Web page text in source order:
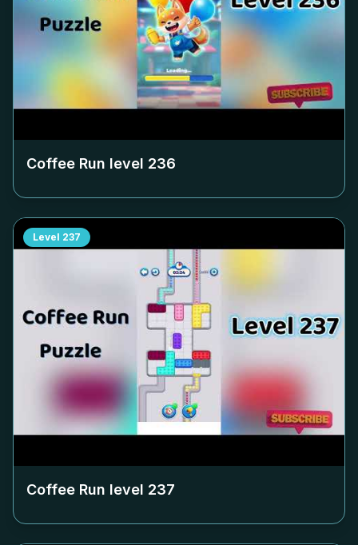
Coffee Run level 236
Level 237
Coffee Run level 237